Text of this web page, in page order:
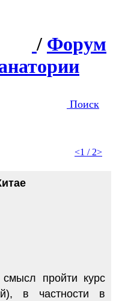
/ Форум
Поиск
<1 / 2>
пройти курс
в частности в